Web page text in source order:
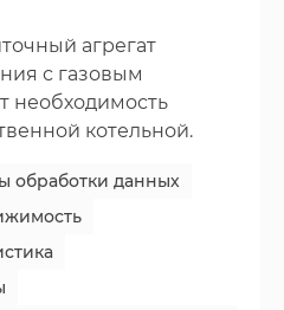
агрегат
с газовым
необходимость
котельной.
обработки данных